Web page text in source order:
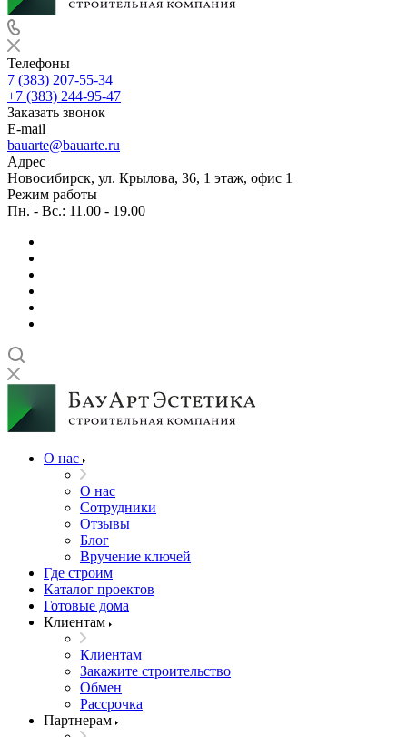
Телефоны
7 (383) 207-55-34
+7 (383) 244-95-47
Заказать звонок
E-mail
bauarte@bauarte.ru
Адрес
Новосибирск, ул. Крылова, 36, 1 этаж, офис 1
Режим работы
Пн. - Вс.: 11.00 - 19.00
О нас
О нас
Сотрудники
Отзывы
Блог
Вручение ключей
Где строим
Каталог проектов
Готовые дома
Клиентам
Клиентам
Закажите строительство
Обмен
Рассрочка
Партнерам